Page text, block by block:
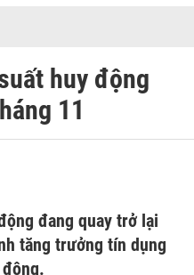
huy động
11
đang quay trở lại
tăng trưởng tín dụng